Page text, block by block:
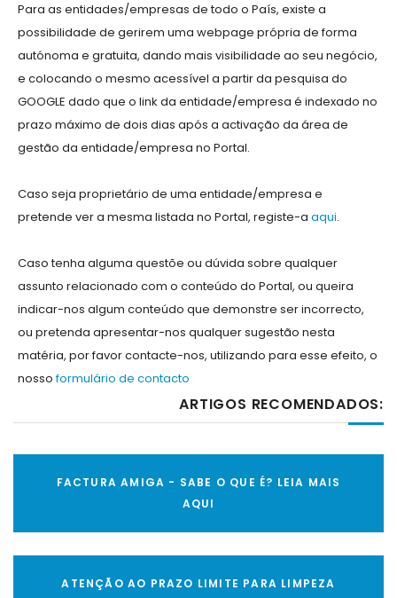
Para as entidades/empresas de todo o País, existe a
possibilidade de gerirem uma webpage própria de forma
autónoma e gratuita, dando mais visibilidade ao seu negócio,
e colocando o mesmo acessível a partir da pesquisa do
GOOGLE dado que o link da entidade/empresa é indexado no
prazo máximo de dois dias após a activação da área de
gestão da entidade/empresa no Portal.
Caso seja proprietário de uma entidade/empresa e
pretende ver a mesma listada no Portal, registe-a aqui.
Caso tenha alguma questõe ou dúvida sobre qualquer
assunto relacionado com o conteúdo do Portal, ou queira
indicar-nos algum conteúdo que demonstre ser incorrecto,
ou pretenda apresentar-nos qualquer sugestão nesta
matéria, por favor contacte-nos, utilizando para esse efeito, o
nossoformulário de contacto
ARTIGOS RECOMENDADOS:
FACTURA AMIGA - SABE O QUE É? LEIA MAIS
AQUI
ATENÇÃO AO PRAZO LIMITE PARA LIMPEZA